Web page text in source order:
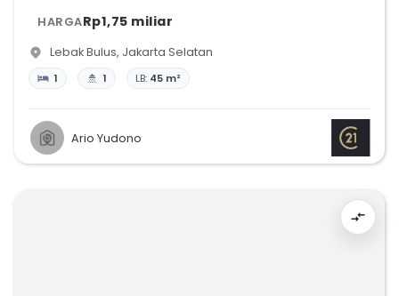
HARGARp1,75 miliar
Lebak Bulus, Jakarta Selatan
1 1 LB: 45 m²
Ario Yudono